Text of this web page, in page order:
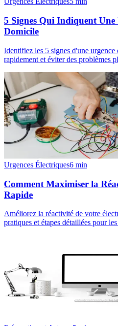
5 Signes Qui Indiquent Une
Domicile
Identifiez les 5 signes d'une
rapidement et éviter des problèmes
Urgences Électriques6 min
Comment Maximiser la
Rapide
Améliorez la réactivité de votre
pratiques et étapes détaillées pour